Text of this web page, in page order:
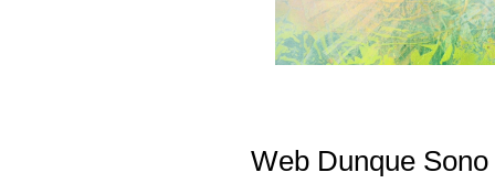
Web Dunque Sono